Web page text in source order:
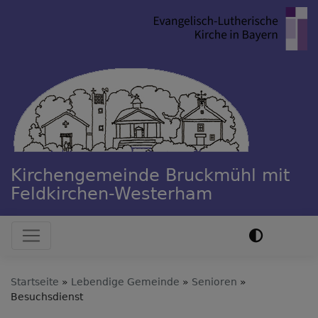
Kirchengemeinde Bruckmühl mit
Feldkirchen-Westerham
Hauptnavigation
Startseite Lebendige Gemeinde
Senioren
Besuchsdienst